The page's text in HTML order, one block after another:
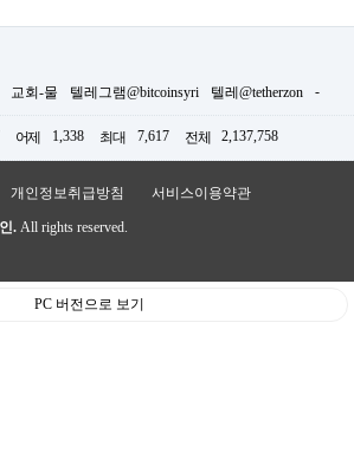
교회-물 텔레그램@bitcoinsyri 텔레@tetherzon -
어제 1,338 최대 7,617 전체 2,137,758
개인정보취급방침 서비스이용약관
. All rights reserved.
PC 버전으로 보기